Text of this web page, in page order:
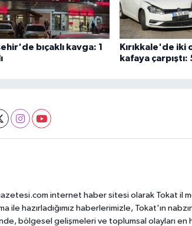
bıçaklı kavga: 1
Kırıkkale'de iki
kafaya çarpıştı:
internet haber sitesi olarak Tokat il
ile hazırladığımız haberlerimizle, Tokat'ın
bölgesel gelişmeleri ve toplumsal olayları en